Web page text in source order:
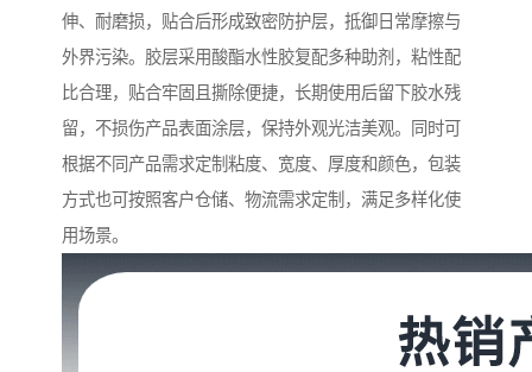
伸、耐磨损，贴合后形成致密防护层，抵御日常摩擦与
外界污染。胶层采用酸酯水性胶复配多种助剂，粘性配
比合理，贴合牢固且撕除便捷，长期使用后留下胶水残
留，不损伤产品表面涂层，保持外观光洁美观。同时可
根据不同产品需求定制粘度、宽度、厚度和颜色，包装
方式也可按照客户仓储、物流需求定制，满足多样化使
用场景。